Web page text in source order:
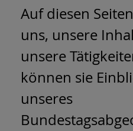
Auf diesen
uns, unsere
unsere
können sie
unseres